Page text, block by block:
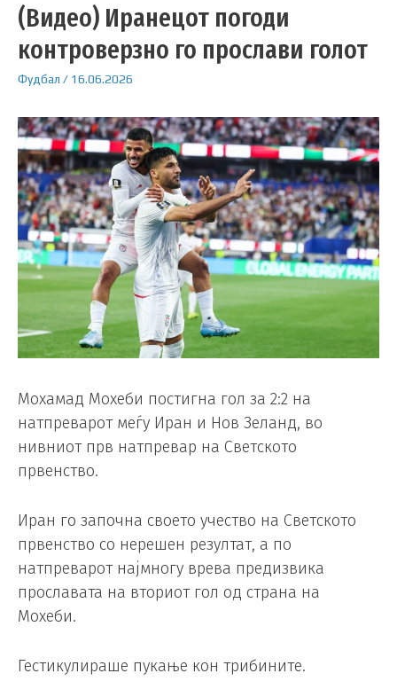
(Видео) Иранецот погоди
контроверзно го прослави голот
Фудбал / 16.06.2026
Мохамад Мохеби постигна гол за 2:2 на
натпреварот меѓу Иран и Нов Зеланд, во
нивниот прв натпревар на Светското
првенство.
Иран го започна своето учество на Светското
првенство со нерешен резултат, а по
натпреварот најмногу врева предизвика
прославата на вториот гол од страна на
Мохеби.
Гестикулираше пукање кон трибините.